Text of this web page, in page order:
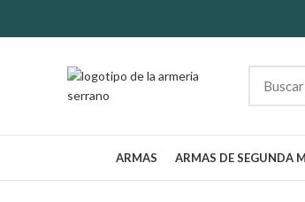
ARMAS ARMAS DE SEGUNDA